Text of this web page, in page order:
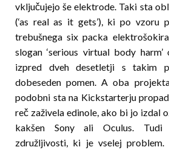
vključujejo še elektrode. Taki sta
(‘as real as it gets’), ki po vzoru
trebuš­ne­ga six packa
slogan ‘serious virtual body
izpred dveh desetletji s takim
dobeseden pomen. A oba
podobni sta na Kickstarterju
reč zaživela edinole, ako bi jo izdal
kak­šen Sony ali Oculus. Tudi
združljivosti, ki je vselej